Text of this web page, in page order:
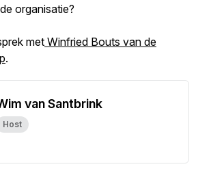
organisatie?
met Winfried Bouts van de
.
van Santbrink
Host